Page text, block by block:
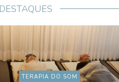
DESTAQUES
TERAPIA DO SOM